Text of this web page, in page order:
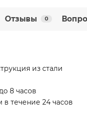
Отзывы 0
из стали
8 часов
в течение 24 часов